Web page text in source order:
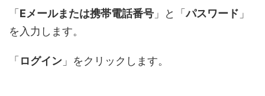
「Eメールまたは携帯電話番号 」と「パスワード 」
を入力します。
「ログイン 」をクリックします。